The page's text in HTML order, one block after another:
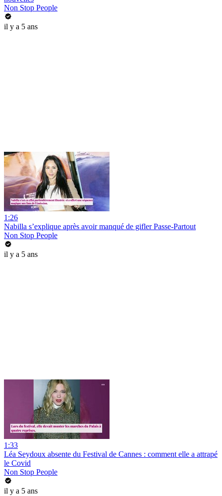
Non Stop People
il y a 5 ans
1:26
Nabilla s’explique après avoir manqué de gifler Passe-Partout
Non Stop People
il y a 5 ans
1:33
Léa Seydoux absente du Festival de Cannes : comment elle a attrapé
le Covid
Non Stop People
il y a 5 ans